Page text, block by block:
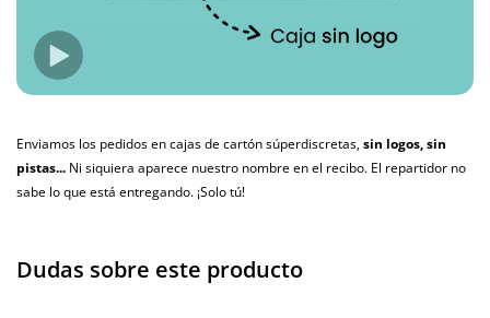
Enviamos los pedidos en cajas de cartón súperdiscretas,sin logos, sin
pistas... Ni siquiera aparece nuestro nombre en el recibo. El repartidor no
sabe lo que está entregando. ¡Solo tú!
Dudas sobre este producto